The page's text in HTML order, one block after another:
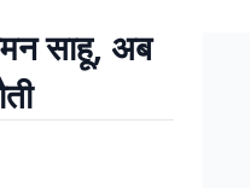
साहू, अब